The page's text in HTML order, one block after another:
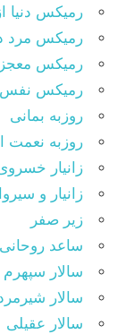
رمیکس دنیا
رمیکس مرد
رمیکس
رمیکس نفس
روزبه بمانی
روزبه نعمت
زانیار
زانیار و
زیر صفر
ساعد روحانی
سالار سپهرم
سالار
سالار عقیلی